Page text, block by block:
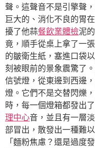
聲。這聲音不是引擎聲
巨大的、消化不良的胃
擾了他蒜餐飲業體檢泥
竟，順手從桌上拿了一
的皺衛生紙，塞進口袋
刻被眼前的景象震驚了
信號燈，從東邊到西邊
燈。它們不是交替閃爍
時，每一個燈箱都發出
理中心音，並且有一層
部冒出，散發出一種難
「麵粉焦慮？還是過度